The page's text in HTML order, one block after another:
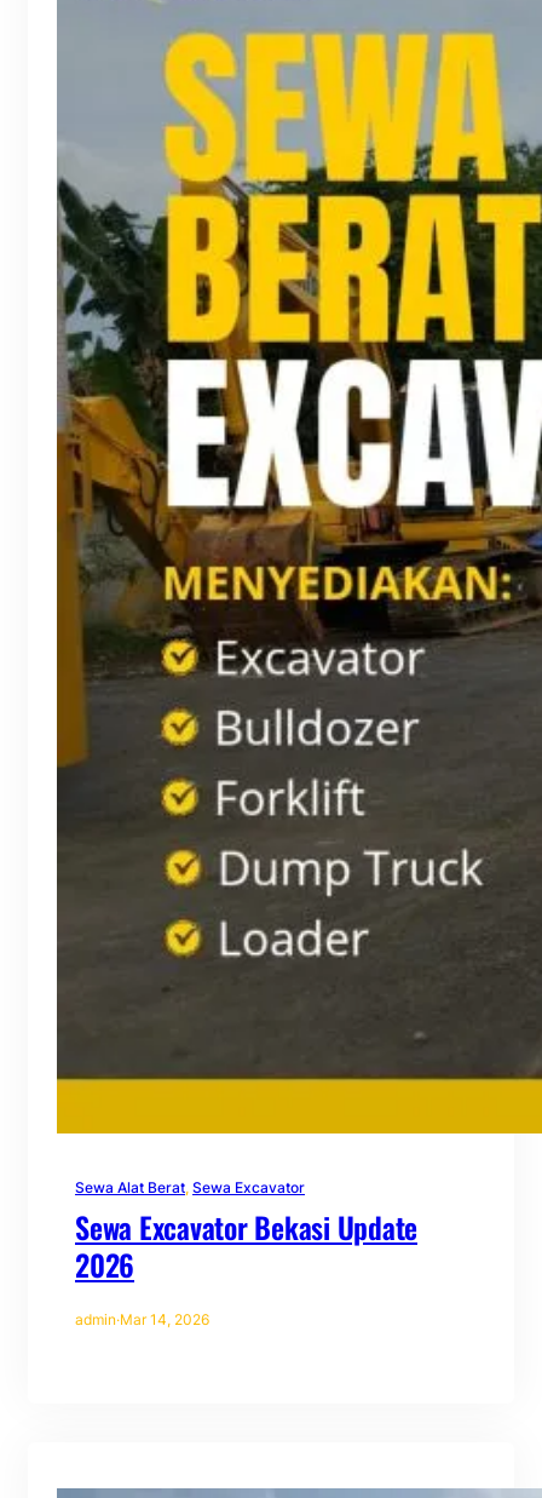
Sewa Alat Berat, Sewa Excavator
Sewa Excavator Bekasi Update
2026
admin·Mar 14, 2026